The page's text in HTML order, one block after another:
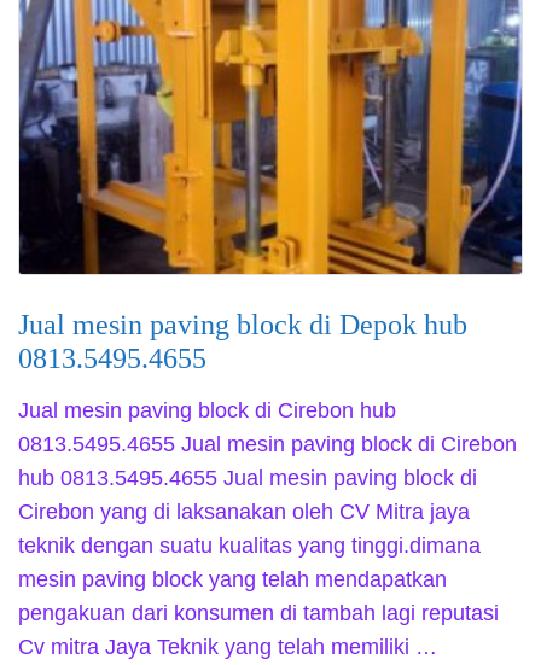
Jual mesin paving block di Depok hub
0813.5495.4655
Jual mesin paving block di Cirebon hub
0813.5495.4655 Jual mesin paving block di Cirebon
hub 0813.5495.4655 Jual mesin paving block di
Cirebon yang di laksanakan oleh CV Mitra jaya
teknik dengan suatu kualitas yang tinggi.dimana
mesin paving block yang telah mendapatkan
pengakuan dari konsumen di tambah lagi reputasi
Cv mitra Jaya Teknik yang telah memiliki …